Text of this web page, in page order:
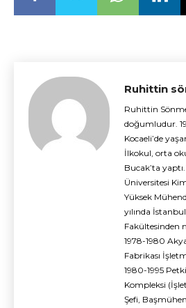
Ruhittin
Ruhittin
doğumludur.
Kocaeli’de
İlkokul, orta
Bucak’ta
Üniversitesi
Yüksek
yılında
Fakültesinden
1978-1980
Fabrikası
1980-1995
Kompleksi
Şefi,